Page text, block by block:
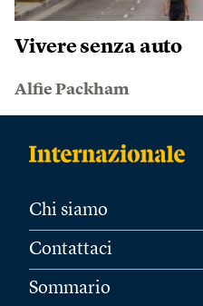
Vivere senza auto
Alfie Packham
Chi siamo
Contattaci
Sommario